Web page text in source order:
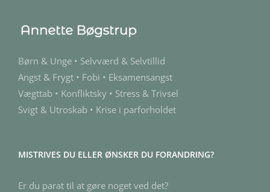
Børn & Unge • Selvværd & Selvtillid
Angst & Frygt • Fobi • Eksamensangst
Vægttab • Konfliktsky • Stress & Trivsel
Svigt & Utroskab • Krise i parforholdet
MISTRIVES DU ELLER ØNSKER DU FORANDRING?
Er du parat til at gøre noget ved det?